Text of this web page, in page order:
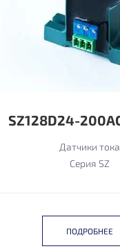
Датчики тока
Серия SZ
ПОДРОБНЕЕ